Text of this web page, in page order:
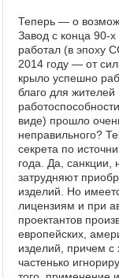
Теперь — о
Завод с конца 90-
работал (в эпоху
2014 году — от
крыло успешно
благо для жителей
виде) прошло
неправильного?
секрета по
года. Да,
затрудняют
изделий. Но
лицензиям и при
проектантов
европейских,
изделий, причем
частенько